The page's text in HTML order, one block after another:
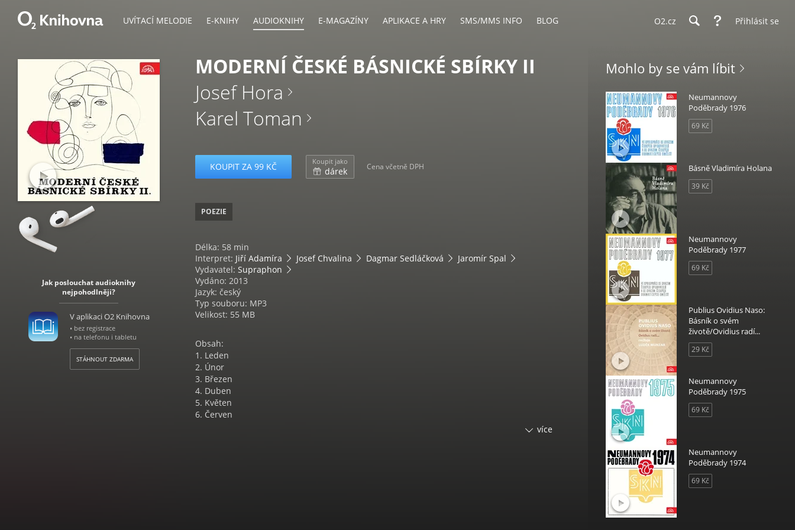
UVÍTACÍ MELODIE E-KNIHY AUDIOKNIHY E-MAGAZÍNY APLIKACE A HRY SMS/MMS INFO BLOG O2.cz Přihlásit se
Jak poslouchat audioknihy
nejpohodlněji?
V aplikaci O2 Knihovna
• bez registrace
• na telefonu i tabletu
STÁHNOUT ZDARMA
MODERNÍ ČESKÉ BÁSNICKÉ SBÍRKY II
Josef Hora
Karel Toman
KOUPIT ZA 99 KČ Koupit jako
dárek Cena včetně DPH
POEZIE
Délka: 58 min
Interpret: Jiří Adamíra Josef Chvalina Dagmar Sedláčková
Jaromír Spal
Vydavatel: Supraphon
Vydáno: 2013
Jazyk: český
Typ souboru: MP3
Velikost: 55 MB
Obsah:
1. Leden
2. Únor
3. Březen
4. Duben
5. Květen
6. Červen
více
Mohlo by se vám líbit
Neumannovy
Poděbrady 1976
69 Kč
Básně Vladimíra Holana
39 Kč
Neumannovy
Poděbrady 1977
69 Kč
Publius Ovidius Naso:
Básník o svém
životě/Ovidius radí...
29 Kč
Neumannovy
Poděbrady 1975
69 Kč
Neumannovy
Poděbrady 1974
69 Kč